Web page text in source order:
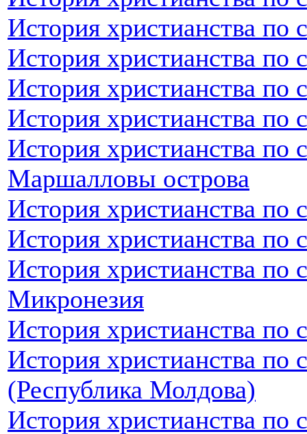
История христианства
История христианства
История христианства по
История христианства
История христианства по
Маршалловы острова
История христианства по
История христианства
История христианства по
Микронезия
История христианства
История христианства
(Республика Молдова)
История христианства